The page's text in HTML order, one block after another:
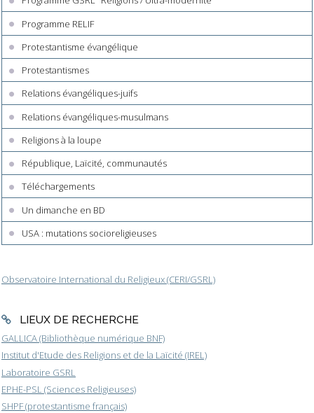
Programme RELIF
Protestantisme évangélique
Protestantismes
Relations évangéliques-juifs
Relations évangéliques-musulmans
Religions à la loupe
République, Laïcité, communautés
Téléchargements
Un dimanche en BD
USA : mutations socioreligieuses
Observatoire International du Religieux (CERI/GSRL)
LIEUX DE RECHERCHE
GALLICA (Bibliothèque numérique BNF)
Institut d'Etude des Religions et de la Laïcité (IREL)
Laboratoire GSRL
EPHE-PSL (Sciences Religieuses)
SHPF (protestantisme français)